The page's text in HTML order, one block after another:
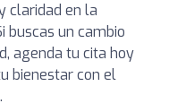
claridad en la
buscas un cambio
agenda tu cita hoy
bienestar con el